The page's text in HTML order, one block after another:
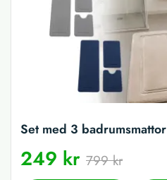
Set med 3 badrumsmattor
249 kr 799 kr